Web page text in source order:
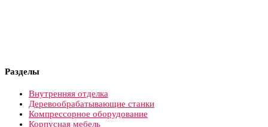
Разделы
Внутренняя отделка
Деревообрабатывающие станки
Компрессорное оборудование
Корпусная мебель